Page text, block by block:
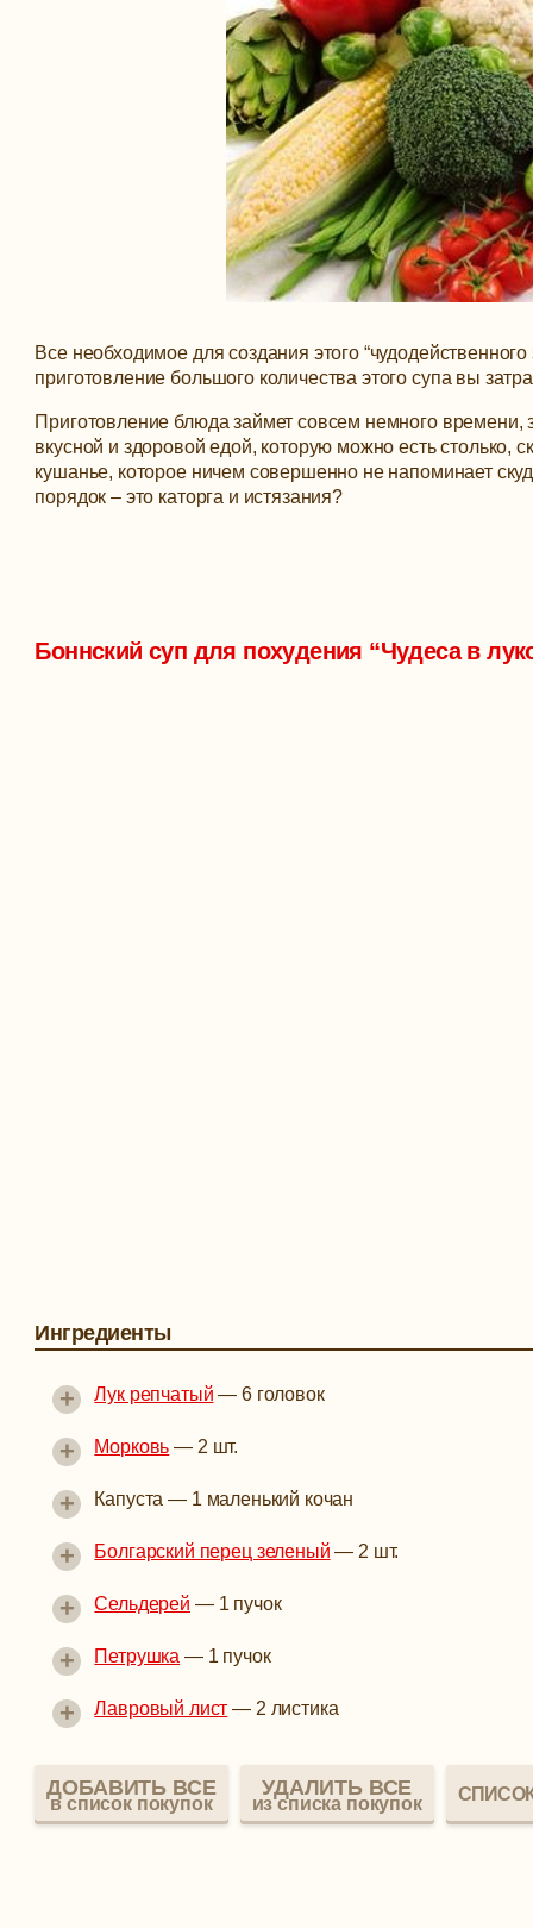
Все необходимое для создания этого
приготовление большого количества этого супа вы
Приготовление блюда займет совсем немного
вкусной и здоровой едой, которую можно есть столько,
кушанье, которое ничем совершенно не напоминает
порядок – это каторга и истязания?
Боннский суп для похудения “Чудеса в
Ингредиенты
Лук репчатый —6 головок
+
Морковь — 2 шт.
+
Капуста — 1 маленький кочан
+
Болгарский перец зеленый — 2 шт.
+
Сельдерей — 1 пучок
+
Петрушка — 1 пучок
+
Лавровый лист — 2 листика
+
ДОБАВИТЬ ВСЕ
в список покупок
УДАЛИТЬ ВСЕ
из списка покупок